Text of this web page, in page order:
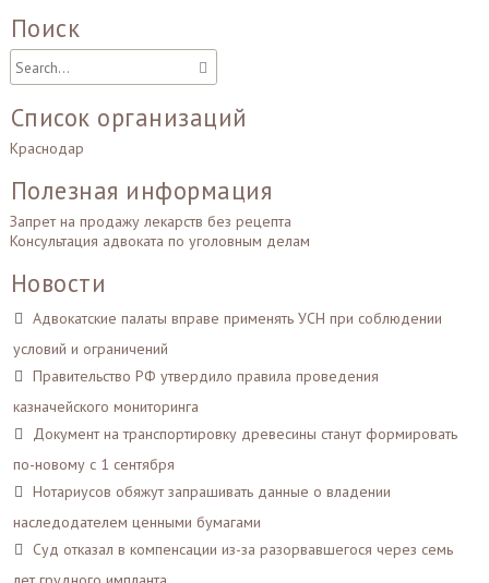
Поиск
Список организаций
Краснодар
Полезная информация
Запрет на продажу лекарств без рецепта
Консультация адвоката по уголовным делам
Новости
Адвокатские палаты вправе применять УСН при соблюдении
условий и ограничений
Правительство РФ утвердило правила проведения
казначейского мониторинга
Документ на транспортировку древесины станут формировать
по-новому с 1 сентября
Нотариусов обяжут запрашивать данные о владении
наследодателем ценными бумагами
Суд отказал в компенсации из-за разорвавшегося через семь